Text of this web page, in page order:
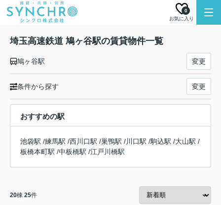
お気に入り
0
埼玉高速鉄道 鳩ヶ谷駅の賃貸物件一覧
鳩ヶ谷駅 変更
条件から探す 変更
おすすめの駅
池袋駅 /練馬駅 /西川口駅 /巣鴨駅 /川口駅 /駒込駅 /大山駅 /
板橋本町駅 /中板橋駅 /江戸川橋駅
20棟 25件